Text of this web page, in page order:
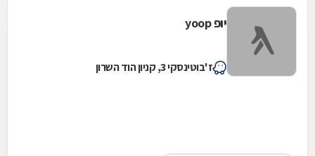
יופ yoop
ז'בוטינסקי 3, קניון הוד השרון